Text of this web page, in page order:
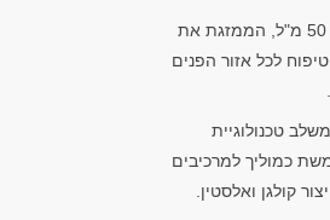
מסיכת מסאז' Glow Gold של HIKARI היא מסיכה יוקרתית בנפח 50 מ"ל, הממזגת את
לכל אזור הפנים
טכנולוגיית
כמוליך למרכיבים
קולגן ואלסטין.